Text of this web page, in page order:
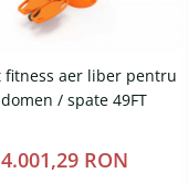
fitness aer liber pentru
/ spate 49FT
4.001,29 RON